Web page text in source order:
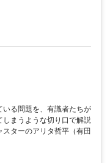
る問題を、有識者たちが
まうような切り口で解説
ターのアリタ哲平（有田